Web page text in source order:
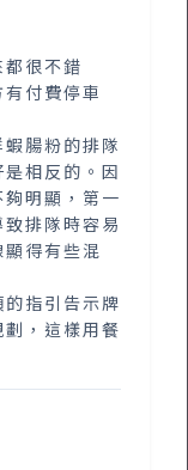
很不錯
付費停車
腸粉的排隊
相反的。因
明顯，第一
排隊時容易
得有些混
指引告示牌
，這樣用餐